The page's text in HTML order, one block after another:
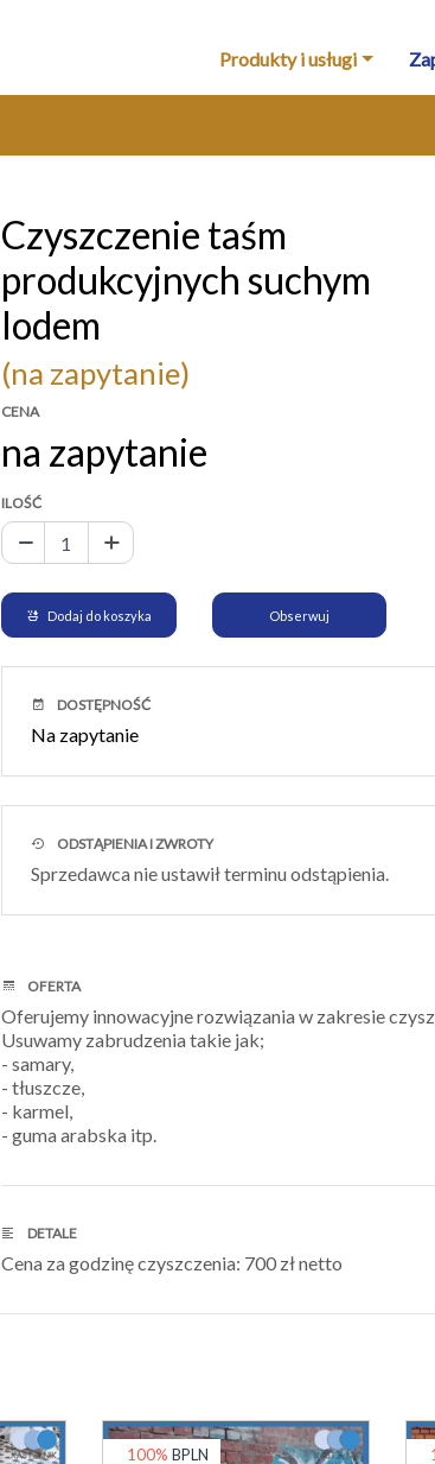
Produkty i usługi
Czyszczenie taśm
produkcyjnych suchym
lodem
(na zapytanie)
CENA
na zapytanie
ILOŚĆ
Dodaj do koszyka Obserwuj
DOSTĘPNOŚĆ
Na zapytanie
ODSTĄPIENIA I ZWROTY
Sprzedawca nie ustawił terminu odstąpienia.
OFERTA
Oferujemy innowacyjne rozwiązania w zakresie
Usuwamy zabrudzenia takie jak;
- samary,
- tłuszcze,
- karmel,
- guma arabska itp.
DETALE
Cena za godzinę czyszczenia: 700 zł netto
100% BPLN